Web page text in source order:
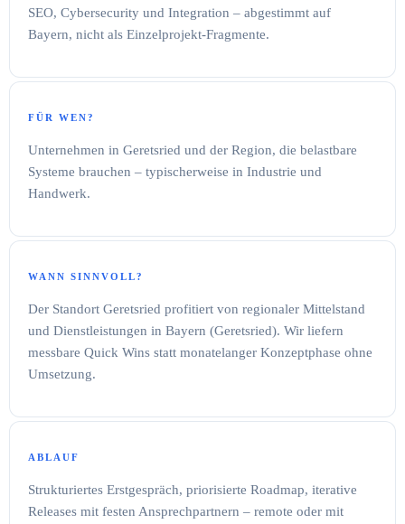
SEO, Cybersecurity und Integration – abgestimmt auf
Bayern, nicht als Einzelprojekt-Fragmente.
FÜR WEN?
Unternehmen in Geretsried und der Region, die belastbare
Systeme brauchen – typischerweise in Industrie und
Handwerk.
WANN SINNVOLL?
Der Standort Geretsried profitiert von regionaler Mittelstand
und Dienstleistungen in Bayern (Geretsried). Wir liefern
messbare Quick Wins statt monatelanger Konzeptphase ohne
Umsetzung.
ABLAUF
Strukturiertes Erstgespräch, priorisierte Roadmap, iterative
Releases mit festen Ansprechpartnern – remote oder mit